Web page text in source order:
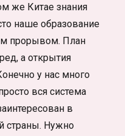
же Китае знания
наше образование
прорывом. План
а открытия
у нас много
вся система
в
страны. Нужно